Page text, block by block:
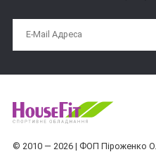
© 2010 — 2026 | ФОП Піроженко